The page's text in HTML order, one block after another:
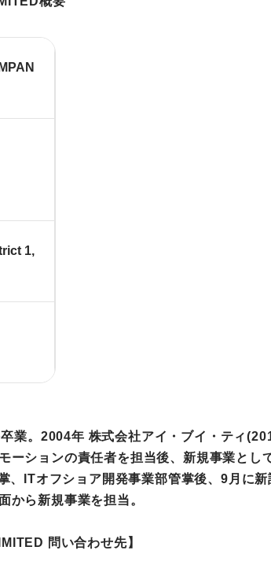
1,
業。2004年 株式会社アイ・ブイ・ティ
ーションの責任者を担当後、新規事業とし
ITオフショア開発事業部管掌後、9月に
から新規事業を担当。
問い合わせ先】